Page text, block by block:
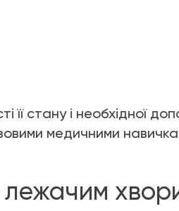
стану і необхідної
медичними